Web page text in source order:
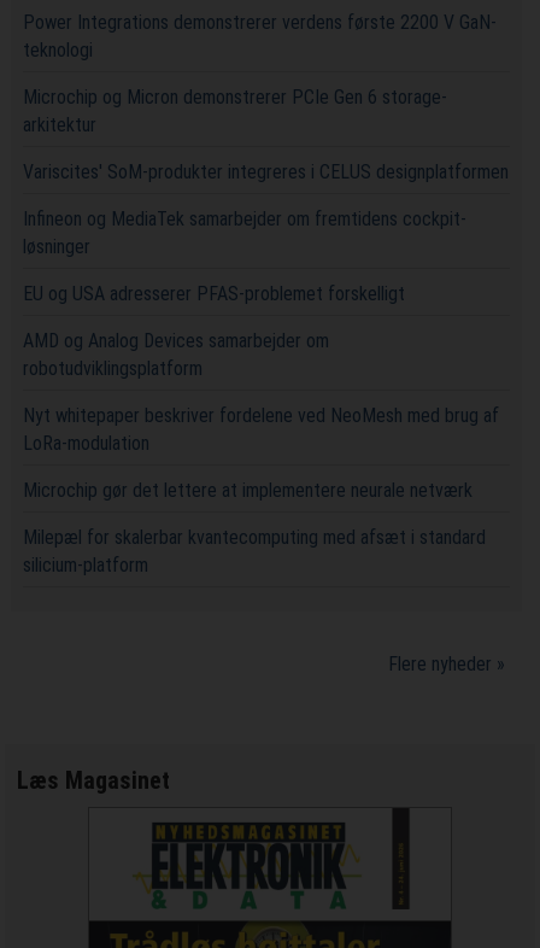
Power Integrations demonstrerer verdens første 2200 V GaN-
teknologi
Microchip og Micron demonstrerer PCIe Gen 6 storage-
arkitektur
Variscites' SoM-produkter integreres i CELUS designplatformen
Infineon og MediaTek samarbejder om fremtidens cockpit-
løsninger
EU og USA adresserer PFAS-problemet forskelligt
AMD og Analog Devices samarbejder om
robotudviklingsplatform
Nyt whitepaper beskriver fordelene ved NeoMesh med brug af
LoRa-modulation
Microchip gør det lettere at implementere neurale netværk
Milepæl for skalerbar kvantecomputing med afsæt i standard
silicium-platform
Flere nyheder »
Læs Magasinet